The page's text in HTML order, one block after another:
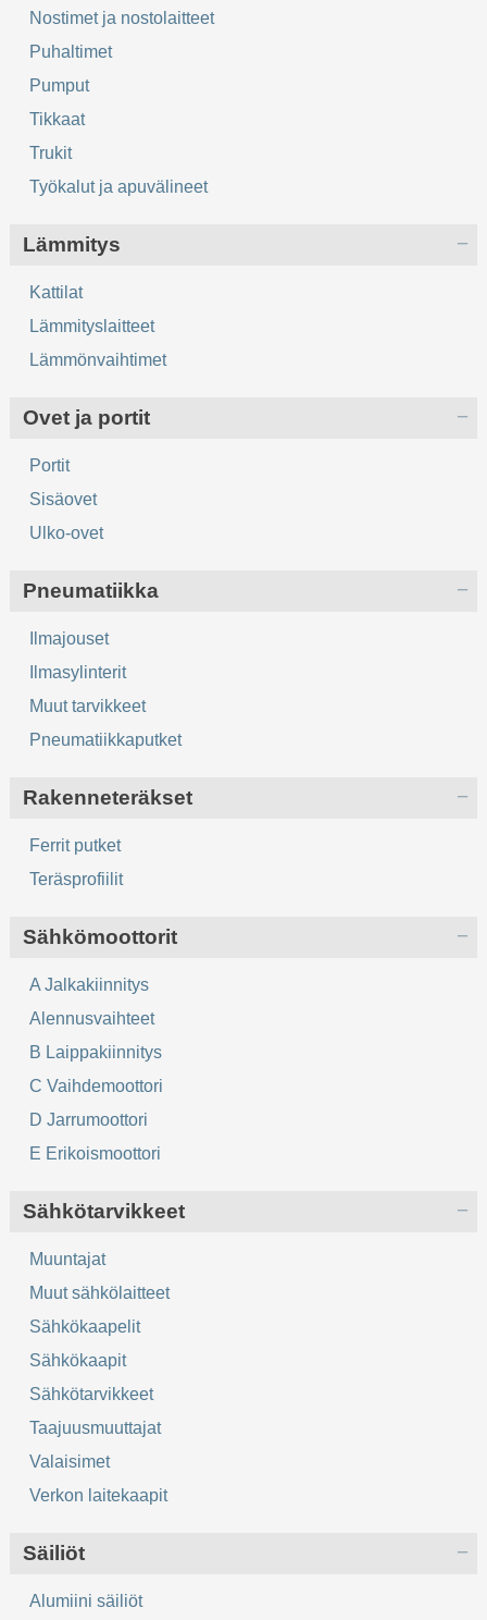
Nostimet ja nostolaitteet
Puhaltimet
Pumput
Tikkaat
Trukit
Työkalut ja apuvälineet
Lämmitys
Kattilat
Lämmityslaitteet
Lämmönvaihtimet
Ovet ja portit
Portit
Sisäovet
Ulko-ovet
Pneumatiikka
Ilmajouset
Ilmasylinterit
Muut tarvikkeet
Pneumatiikkaputket
Rakenneteräkset
Ferrit putket
Teräsprofiilit
Sähkömoottorit
A Jalkakiinnitys
Alennusvaihteet
B Laippakiinnitys
C Vaihdemoottori
D Jarrumoottori
E Erikoismoottori
Sähkötarvikkeet
Muuntajat
Muut sähkölaitteet
Sähkökaapelit
Sähkökaapit
Sähkötarvikkeet
Taajuusmuuttajat
Valaisimet
Verkon laitekaapit
Säiliöt
Alumiini säiliöt